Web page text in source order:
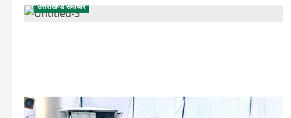
उत्तराखण्ड समाचार